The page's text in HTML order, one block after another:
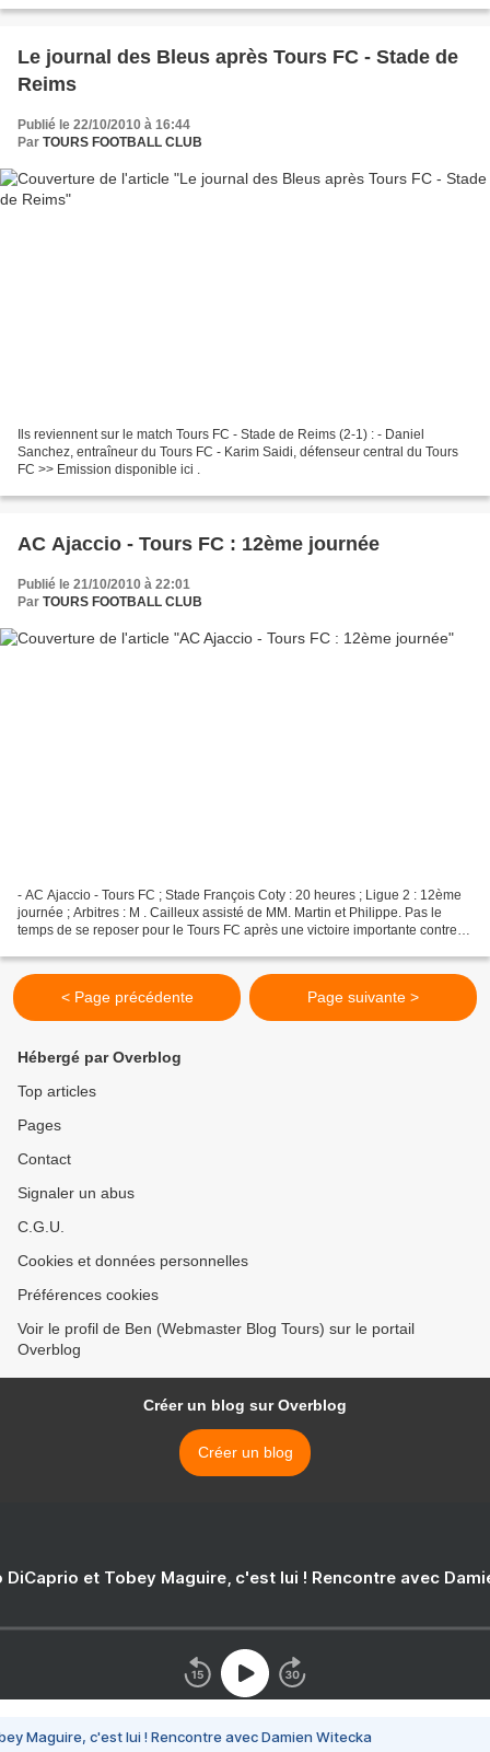
Le journal des Bleus après Tours FC - Stade de
Reims
Publié le 22/10/2010 à 16:44
Par TOURS FOOTBALL CLUB
Ils reviennent sur le match Tours FC - Stade de Reims (2-1) : - Daniel
Sanchez, entraîneur du Tours FC - Karim Saidi, défenseur central du Tours
FC >> Emission disponible ici .
AC Ajaccio - Tours FC : 12ème journée
Publié le 21/10/2010 à 22:01
Par TOURS FOOTBALL CLUB
- AC Ajaccio - Tours FC ; Stade François Coty : 20 heures ; Ligue 2 : 12ème
journée ; Arbitres : M . Cailleux assisté de MM. Martin et Philippe. Pas le
temps de se reposer pour le Tours FC après une victoire importante contre
< Page précédente Page suivante >
Hébergé par Overblog
Top articles
Pages
Contact
Signaler un abus
C.G.U.
Cookies et données personnelles
Préférences cookies
Voir le profil de Ben (Webmaster Blog Tours) sur le portail
Overblog
Créer un blog sur Overblog
Créer un blog
DiCaprio et Tobey Maguire, c'est lui ! Rencontre avec
Maguire, c'est lui ! Rencontre avec Damien Witecka